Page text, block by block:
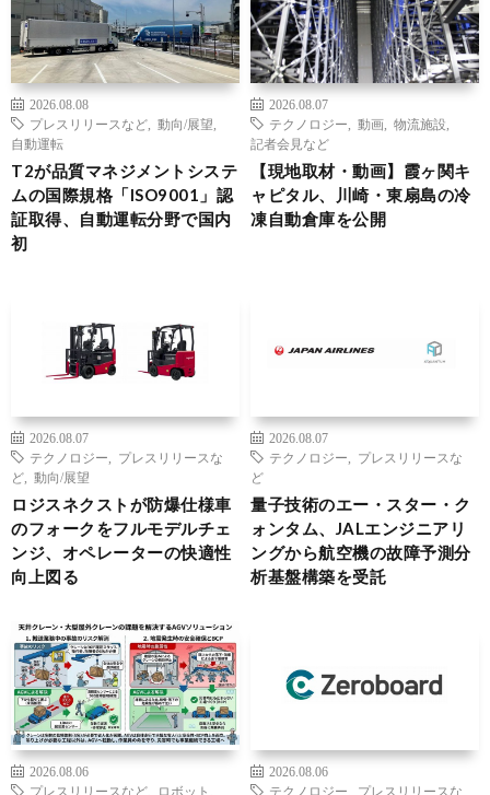
2026.08.08
プレスリリースなど
動向/展望
自動運転
T2が品質マネジメントシステ
ムの国際規格「ISO9001」認
証取得、自動運転分野で国内
初
2026.08.07
テクノロジー
動画 物流施設
記者会見など
【現地取材・動画】霞ヶ関キ
ャピタル、川崎・東扇島の冷
凍自動倉庫を公開
2026.08.07
テクノロジー
プレスリリースな
ど
動向/展望
ロジスネクストが防爆仕様車
のフォークをフルモデルチェ
ンジ、オペレーターの快適性
向上図る
2026.08.07
テクノロジー
プレスリリースな
ど
量子技術のエー・スター・ク
ォンタム、JALエンジニアリ
ングから航空機の故障予測分
析基盤構築を受託
2026.08.06
プレスリリースなど
ロボット
2026.08.06
テクノロジー
プレスリリースな